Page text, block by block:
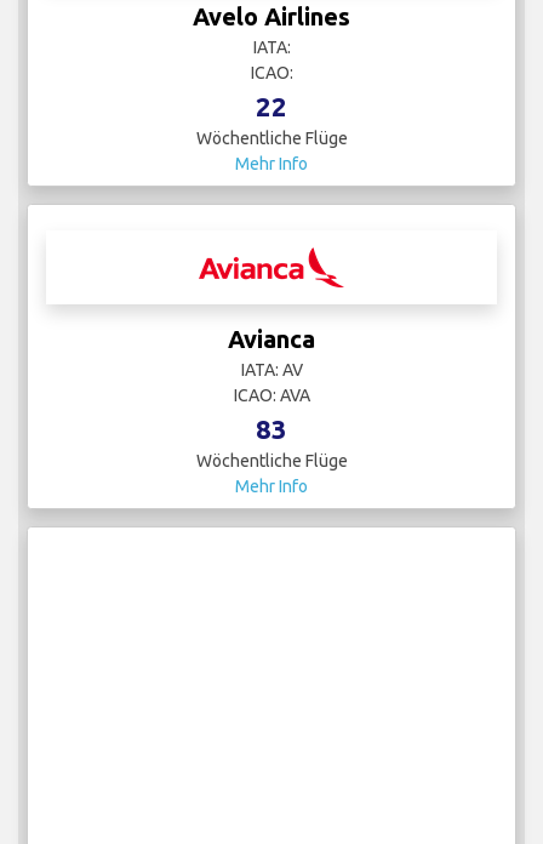
Avelo Airlines
IATA:
ICAO:
22
Wöchentliche Flüge
Mehr Info
Avianca
IATA: AV
ICAO: AVA
83
Wöchentliche Flüge
Mehr Info